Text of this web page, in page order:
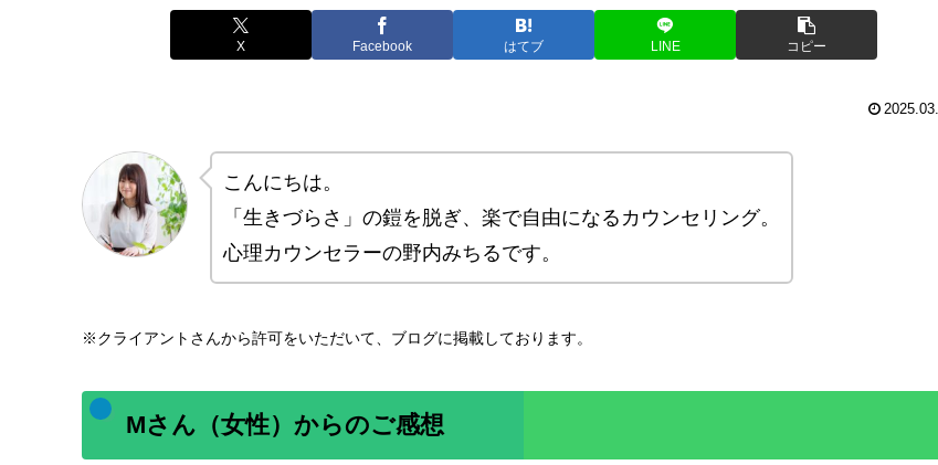
X Facebook はてブ LINE コピー
こんにちは。
「生きづらさ」の鎧を脱ぎ、楽で自由になるカウンセリング。
心理カウンセラーの野内みちるです。
※クライアントさんから許可をいただいて、ブログに掲載しております。
Mさん（女性）からのご感想